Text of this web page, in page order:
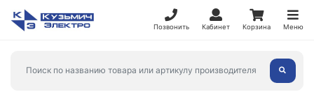
Позвонить Кабинет Корзина Меню